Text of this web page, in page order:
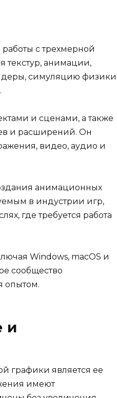
с трехмерной
текстур, анимации,
симуляцию физики
и сценами, а также
и расширений. Он
видео, аудио и
анимационных
в индустрии игр,
где требуется работа
Windows, macOS и
сообщество
опытом.
и
графики является ее
имеют